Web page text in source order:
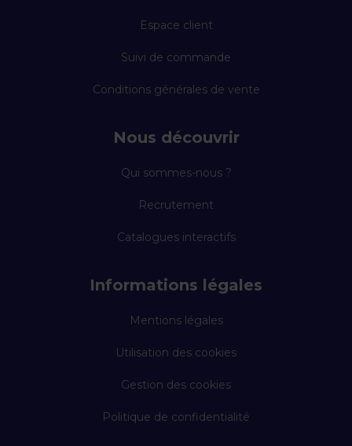
Espace client
Suivi de commande
Conditions générales de vente
Nous découvrir
Qui sommes-nous ?
Recrutement
Catalogues interactifs
Informations légales
Mentions légales
Utilisation des cookies
Gestion des cookies
Politique de confidentialité